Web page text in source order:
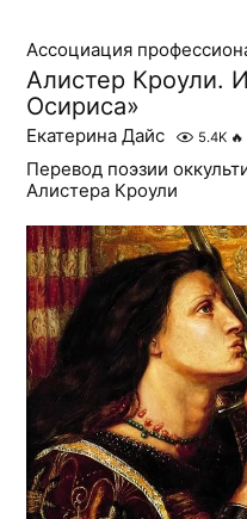
Ассоциация
Алистер Кроули.
Осириса»
Екатерина Дайс 5.4K 🔥
Перевод поэзии
Алистера Кроули